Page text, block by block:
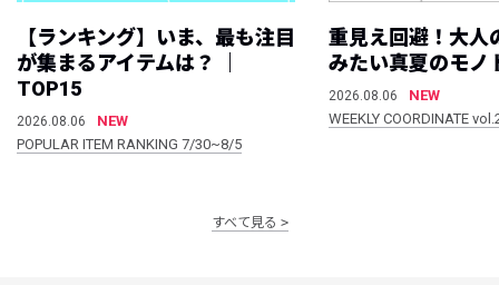
【ランキング】いま、最も注目
が集まるアイテムは？ ｜
TOP15
2026.08.06
NEW
POPULAR ITEM RANKING 7/30~8/5
重見え回避！大人
みたい真夏のモノ
2026.08.06
NEW
WEEKLY COORDINATE
すべて見る